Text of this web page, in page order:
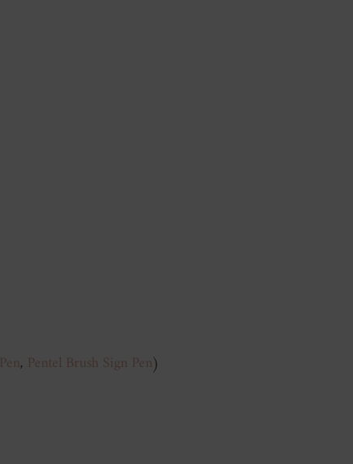
, Pentel Brush Sign Pen)